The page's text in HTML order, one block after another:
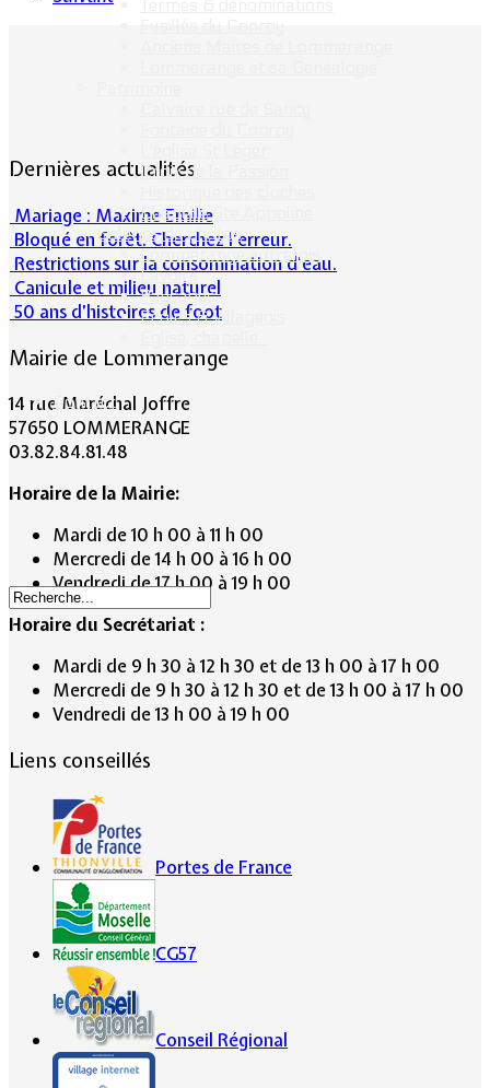
Croix de la Passion
Chapelle Ste Appoline
Galeries de photos
Lommerange autrefois
Lavoirs
Paysages
Écoles & Villageois
Contact
Dernières actualités
Mariage : Maxime Emilie
Bloqué en forêt. Cherchez l’erreur.
Restrictions sur la consommation d'eau.
Canicule et milieu naturel
50 ans d’histoires de foot
Mairie de Lommerange
14 rue Maréchal Joffre
57650 LOMMERANGE
03.82.84.81.48
Horaire de la Mairie:
Mardi de 10 h 00 à 11 h 00
Mercredi de 14 h 00 à 16 h 00
Vendredi de 17 h 00 à 19 h 00
Horaire du Secrétariat :
Mardi de 9 h 30 à 12 h 30 et de 13 h 00 à 17 h 00
Mercredi de 9 h 30 à 12 h 30 et de 13 h 00 à 17 h 00
Vendredi de 13 h 00 à 19 h 00
Liens conseillés
Portes de France
CG57
Conseil Régional